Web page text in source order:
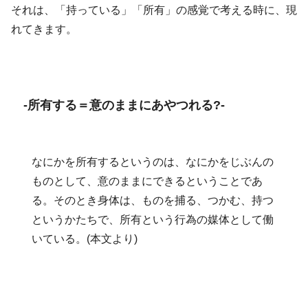
それは、「持っている」「所有」の感覚で考える時に、現
れてきます。
-所有する＝意のままにあやつれる?-
なにかを所有するというのは、なにかをじぶんの
ものとして、意のままにできるということであ
る。そのとき身体は、ものを捕る、つかむ、持つ
というかたちで、所有という行為の媒体として働
いている。(本文より)